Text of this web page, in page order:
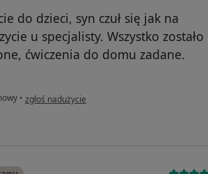
do dzieci, syn czuł się jak na
u specjalisty. Wszystko zostało
ćwiczenia do domu zadane.
• w opinii użytkownika AK
zgłoś nadużycie